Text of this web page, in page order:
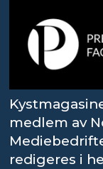
medlem av
redigeres i